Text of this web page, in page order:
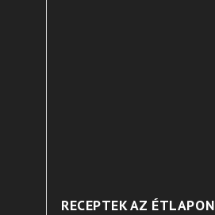
RECEPTEK AZ ÉTLAPON